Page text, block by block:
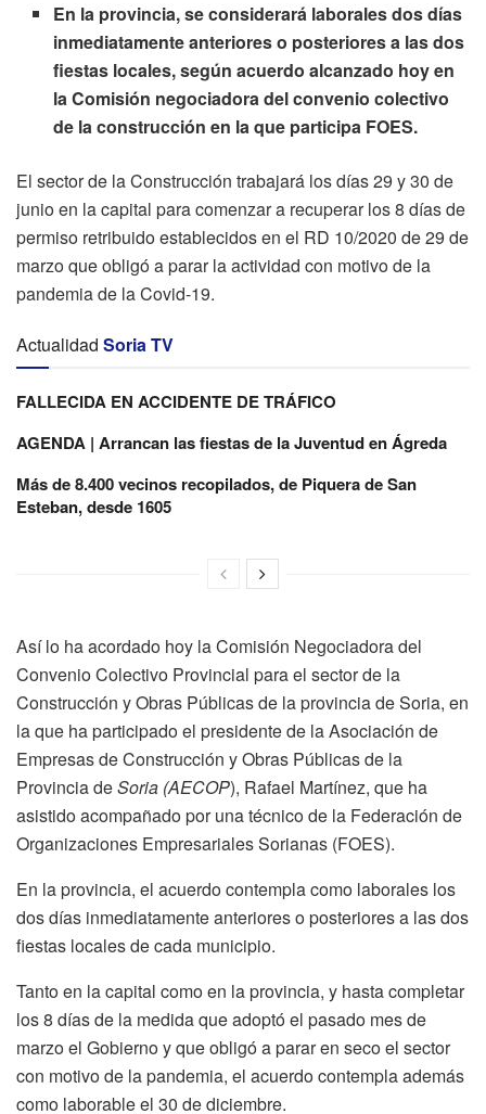
En la provincia, se considerará laborales dos días
inmediatamente anteriores o posteriores a las dos
fiestas locales, según acuerdo alcanzado hoy en
la Comisión negociadora del convenio colectivo
de la construcción en la que participa FOES.
El sector de la Construcción trabajará los días 29 y 30 de
junio en la capital para comenzar a recuperar los 8 días de
permiso retribuido establecidos en el RD 10/2020 de 29 de
marzo que obligó a parar la actividad con motivo de la
pandemia de la Covid-19.
Actualidad Soria TV
FALLECIDA EN ACCIDENTE DE TRÁFICO
AGENDA | Arrancan las fiestas de la Juventud en Ágreda
Más de 8.400 vecinos recopilados, de Piquera de San
Esteban, desde 1605
Así lo ha acordado hoy la Comisión Negociadora del
Convenio Colectivo Provincial para el sector de la
Construcción y Obras Públicas de la provincia de Soria, en
la que ha participado el presidente de la Asociación de
Empresas de Construcción y Obras Públicas de la
Provincia deSoria (AECOP), Rafael Martínez, que ha
asistido acompañado por una técnico de la Federación de
Organizaciones Empresariales Sorianas (FOES).
En la provincia, el acuerdo contempla como laborales los
dos días inmediatamente anteriores o posteriores a las dos
fiestas locales de cada municipio.
Tanto en la capital como en la provincia, y hasta completar
los 8 días de la medida que adoptó el pasado mes de
marzo el Gobierno y que obligó a parar en seco el sector
con motivo de la pandemia, el acuerdo contempla además
como laborable el 30 de diciembre.